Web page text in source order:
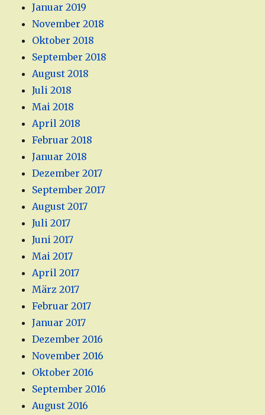
Januar 2019
November 2018
Oktober 2018
September 2018
August 2018
Juli 2018
Mai 2018
April 2018
Februar 2018
Januar 2018
Dezember 2017
September 2017
August 2017
Juli 2017
Juni 2017
Mai 2017
April 2017
März 2017
Februar 2017
Januar 2017
Dezember 2016
November 2016
Oktober 2016
September 2016
August 2016